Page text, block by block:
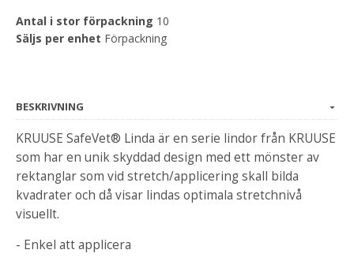
Antal i stor förpackning 10
Säljs per enhet Förpackning
BESKRIVNING
KRUUSE SafeVet® Linda är en serie lindor från KRUUSE
som har en unik skyddad design med ett mönster av
rektanglar som vid stretch/applicering skall bilda
kvadrater och då visar lindas optimala stretchnivå
visuellt.
- Enkel att applicera